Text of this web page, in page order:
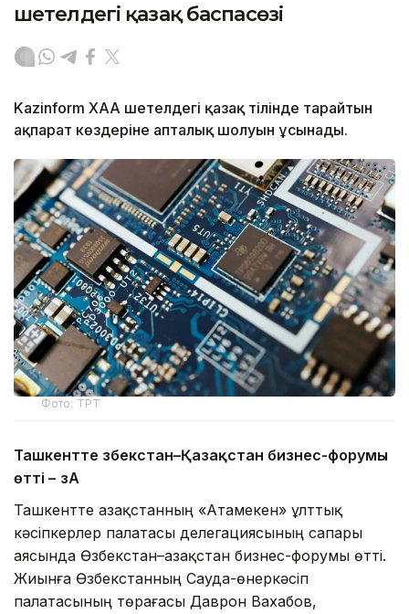
шетелдегі қазақ баспасөзі
Kazinform ХАА шетелдегі қазақ тілінде тарайтын
ақпарат көздеріне апталық шолуын ұсынады.
Фото: ТРТ
Ташкентте Өзбекстан–Қазақстан бизнес-форумы
өтті – ӨзА
Ташкентте Қазақстанның «Атамекен» ұлттық
кәсіпкерлер палатасы делегациясының сапары
аясында Өзбекстан–Қазақстан бизнес-форумы өтті.
Жиынға Өзбекстанның Сауда-өнеркәсіп
палатасының төрағасы Даврон Вахабов,